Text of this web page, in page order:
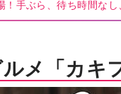
！手ぶら、待ち時間な
メ「カキ